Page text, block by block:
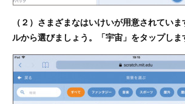
（２）さまざまなはいけいが用意されてい
ルから選びましょう。「宇宙」をタップしま